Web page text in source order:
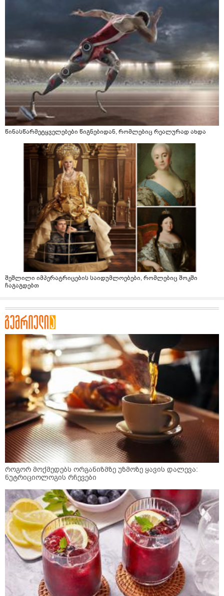
წინასწარმეტყველებები წიგნებიდან, რომლებიც რეალურად ახდა
შეშლილი იმპერატრიცების საიდუმლოებები, რომლებიც შოკში
ჩაგაგდებთ
როგორ მოქმედებს ორგანიზმზე უზმოზე ყავის დალევა:
ნუტრიციოლოგის რჩევები